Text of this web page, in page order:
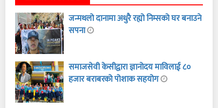
जन्मथलो दानामा अधुरै रह्यो निम्सको घर बनाउने
सपना
समाजसेवी केसीद्वारा ज्ञानोदय माविलाई ८०
हजार बराबरको पोशाक सहयोग